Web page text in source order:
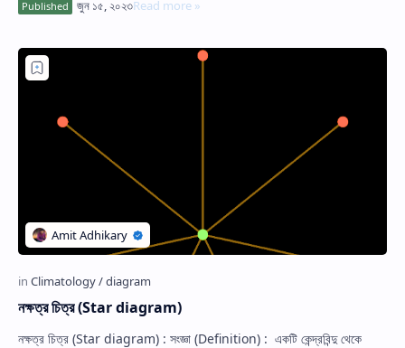
নক্ষত্র চিত্র (Star diagram)
নক্ষত্র চিত্র (Star diagram) : সংজ্ঞা (Definition) : একটি কেন্দ্রবিন্দু থেকে